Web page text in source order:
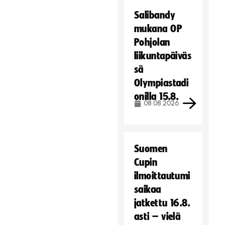
Hyväksy markkinointievästeet
Salibandy
mukana OP
Pohjolan
liikuntapäiväs
sä
Olympiastadi
onilla 15.8.
08.08.2026
Suomen
Cupin
ilmoittautumi
saikaa
jatkettu 16.8.
asti – vielä